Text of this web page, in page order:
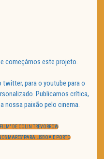
começámos este projeto.
twitter, para o youtube para o
Publicamos crítica,
nossa paixão pelo cinema.
DE COLIN TREVORROW
MARES’ PARA LISBOA E PORTO